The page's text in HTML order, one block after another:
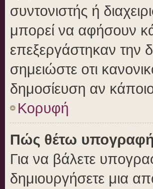
συντονιστής ή
μπορεί να αφήσουν
επεξεργάστηκαν την
σημειώστε οτι
δημοσίευση αν
Κορυφή
Πώς θέτω
Για να βάλετε
δημιουργήσετε μια